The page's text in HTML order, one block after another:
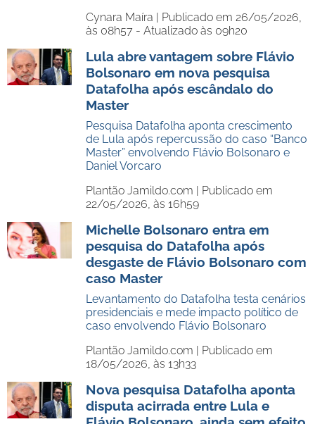
Cynara Maíra | Publicado em 26/05/2026,
às 08h57 - Atualizado às 09h20
Lula abre vantagem sobre Flávio
Bolsonaro em nova pesquisa
Datafolha após escândalo do
Master
Pesquisa Datafolha aponta crescimento
de Lula após repercussão do caso “Banco
Master” envolvendo Flávio Bolsonaro e
Daniel Vorcaro
Plantão Jamildo.com | Publicado em
22/05/2026, às 16h59
Michelle Bolsonaro entra em
pesquisa do Datafolha após
desgaste de Flávio Bolsonaro com
caso Master
Levantamento do Datafolha testa cenários
presidenciais e mede impacto político de
caso envolvendo Flávio Bolsonaro
Plantão Jamildo.com | Publicado em
18/05/2026, às 13h33
Nova pesquisa Datafolha aponta
disputa acirrada entre Lula e